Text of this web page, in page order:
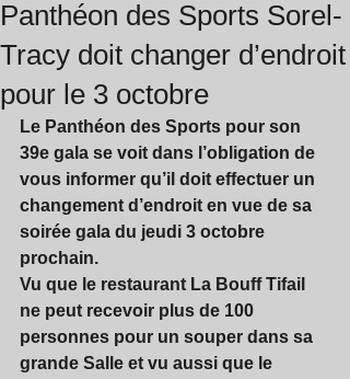
Panthéon des Sports Sorel-
Tracy doit changer d’endroit
pour le 3 octobre
Le Panthéon des Sports pour son
39e gala se voit dans l’obligation de
vous informer qu’il doit effectuer un
changement d’endroit en vue de sa
soirée gala du jeudi 3 octobre
prochain.
Vu que le restaurant La Bouff Tifail
ne peut recevoir plus de 100
personnes pour un souper dans sa
grande Salle et vu aussi que le